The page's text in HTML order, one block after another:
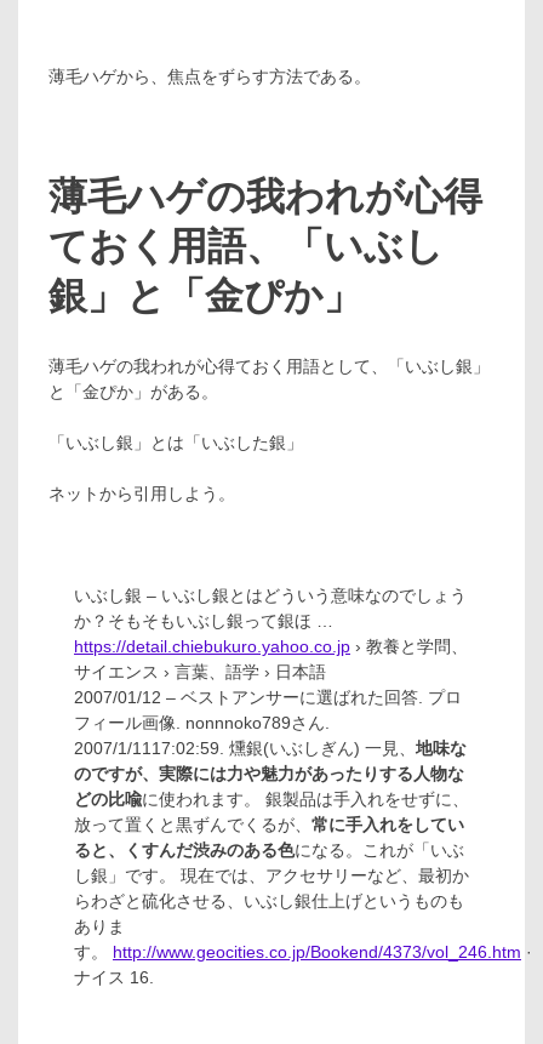
薄毛ハゲから、焦点をずらす方法である。
薄毛ハゲの我われが心得
ておく用語、「いぶし
銀」と「金ぴか」
薄毛ハゲの我われが心得ておく用語として、「いぶし銀」
と「金ぴか」がある。
「いぶし銀」とは「いぶした銀」
ネットから引用しよう。
いぶし銀 – いぶし銀とはどういう意味なのでしょう
か？そもそもいぶし銀って銀ほ …
https://detail.chiebukuro.yahoo.co.jp › 教養と学問、
サイエンス › 言葉、語学 › 日本語
2007/01/12 – ベストアンサーに選ばれた回答. プロ
フィール画像. nonnnoko789さん.
2007/1/1117:02:59. 燻銀(いぶしぎん) 一見、 地味な
のですが、実際には力や魅力があったりする人物な
どの比喩に使われます。 銀製品は手入れをせずに、
放って置くと黒ずんでくるが、 常に手入れをしてい
ると、くすんだ渋みのある色になる。これが「いぶ
し銀」です。 現在では、アクセサリーなど、最初か
らわざと硫化させる、いぶし銀仕上げというものも
ありま
す。 http://www.geocities.co.jp/Bookend/4373/vol_246.htm ·
ナイス 16.